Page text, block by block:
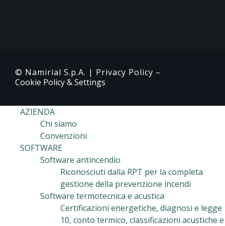
© Namirial S.p.A. | Privacy Policy –
Cookie Policy & Settings
AZIENDA
Chi siamo
Convenzioni
SOFTWARE
Software antincendio
Riconosciuti dalla RPT per la completa
gestione della prevenzione incendi
Software termotecnica e acustica
Certificazioni energetiche, diagnosi e legge
10, conto termico, classificazioni acustiche e